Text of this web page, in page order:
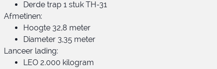
Derde trap 1 stuk TH-31
Afmetinen:
Hoogte 32,8 meter
Diameter 3,35 meter
Lanceer lading:
LEO 2.000 kilogram